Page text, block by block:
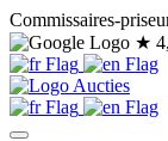
Commissaires-
★